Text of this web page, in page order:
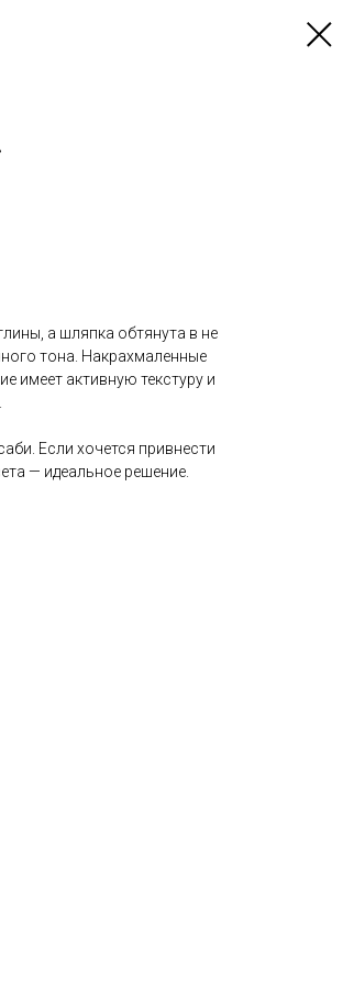
а шляпка обтянута в не
тона. Накрахмаленные
имеет активную текстуру и
Если хочется привнести
— идеальное решение.